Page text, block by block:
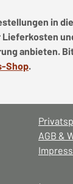
in
Lieferkosten
anbieten.
Shop.
AGB &